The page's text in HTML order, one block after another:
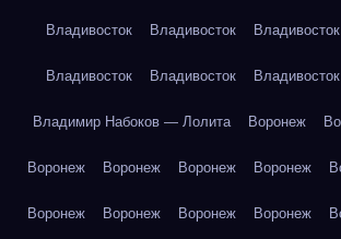
Владивосток Владивосток Владивосток
Владивосток Владивосток Владивосток
Владимир Набоков — Лолита Воронеж
Воронеж Воронеж Воронеж Воронеж
Воронеж Воронеж Воронеж Воронеж